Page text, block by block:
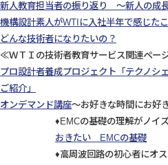
新人教育担当者の振り返り ～新人の成
機構設計素人がWTIに入社半年で感じた
どんな技術者になりたいの？
≪ＷＴＩの技術者教育サービス関連ペー
プロ設計者養成プロジェクト「テクノシェ
ご紹介」
オンデマンド講座～お好きな時間にお好
♦EMCの基礎の理解がノイ
おきたい EMCの基礎
♦高周波回路の初心者にオ